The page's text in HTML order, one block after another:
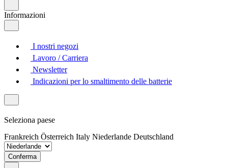
Informazioni
I nostri negozi
Lavoro / Carriera
Newsletter
Indicazioni per lo smaltimento delle batterie
Seleziona paese
Frankreich Österreich Italy Niederlande Deutschland
Conferma